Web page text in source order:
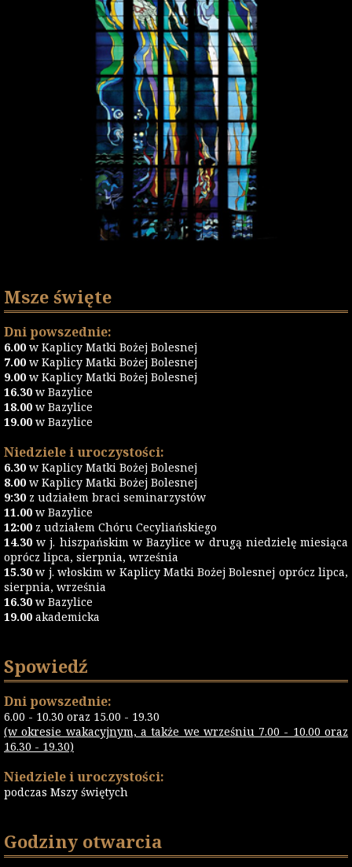
Msze święte
Dni powszednie:
6.00 w Kaplicy Matki Bożej Bolesnej
7.00 w Kaplicy Matki Bożej Bolesnej
9.00 w Kaplicy Matki Bożej Bolesnej
16.30 w Bazylice
18.00 w Bazylice
19.00 w Bazylice
Niedziele i uroczystości:
6.30 w Kaplicy Matki Bożej Bolesnej
8.00 w Kaplicy Matki Bożej Bolesnej
9:30 z udziałem braci seminarzystów
11.00 w Bazylice
12:00 z udziałem Chóru Cecyliańskiego
14.30 w j. hiszpańskim w Bazylice w drugą niedzielę miesiąca
oprócz lipca, sierpnia, września
15.30 w j. włoskim w Kaplicy Matki Bożej Bolesnej oprócz lipca,
sierpnia, września
16.30 w Bazylice
19.00 akademicka
Spowiedź
Dni powszednie:
6.00 - 10.30 oraz 15.00 - 19.30
(w okresie wakacyjnym, a także we wrześniu 7.00 - 10.00 oraz
16.30 - 19.30)
Niedziele i uroczystości:
podczas Mszy świętych
Godziny otwarcia